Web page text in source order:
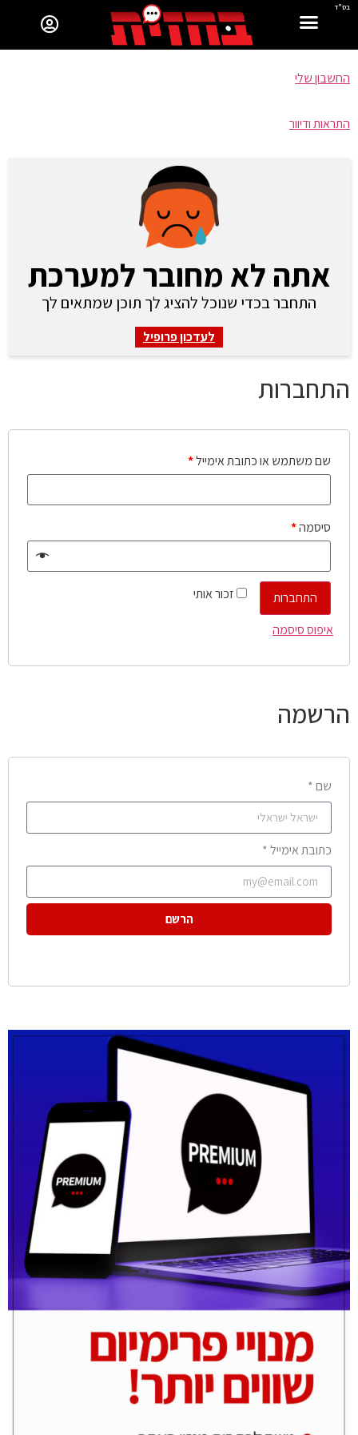
בס"ד
החשבון שלי
התראות ודיוור
אתה לא מחובר למערכת
התחבר בכדי שנוכל להציג לך תוכן שמתאים לך
לעדכון פרופיל
התחברות
שם משתמש או כתובת אימייל*
סיסמה*
זכור אותי
התחברות
איפוס סיסמה
הרשמה
שם *
כתובת אימייל *
הרשם